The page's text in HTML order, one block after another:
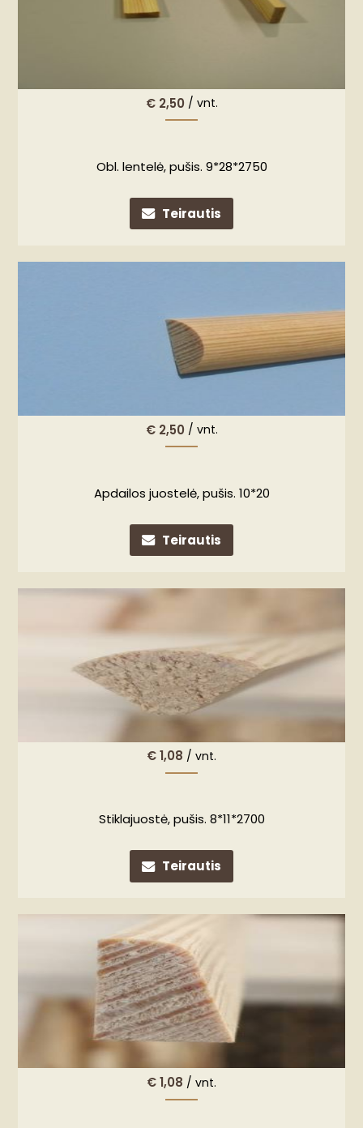
€2,50 / vnt.
Obl. lentelė, pušis. 9*28*2750
Teirautis
€2,50 / vnt.
Apdailos juostelė, pušis. 10*20
Teirautis
€1,08 / vnt.
Stiklajuostė, pušis. 8*11*2700
Teirautis
€1,08 / vnt.